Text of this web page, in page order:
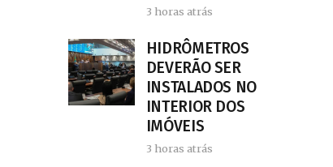
3 horas atrás
HIDRÔMETROS
DEVERÃO SER
INSTALADOS NO
INTERIOR DOS
IMÓVEIS
3 horas atrás